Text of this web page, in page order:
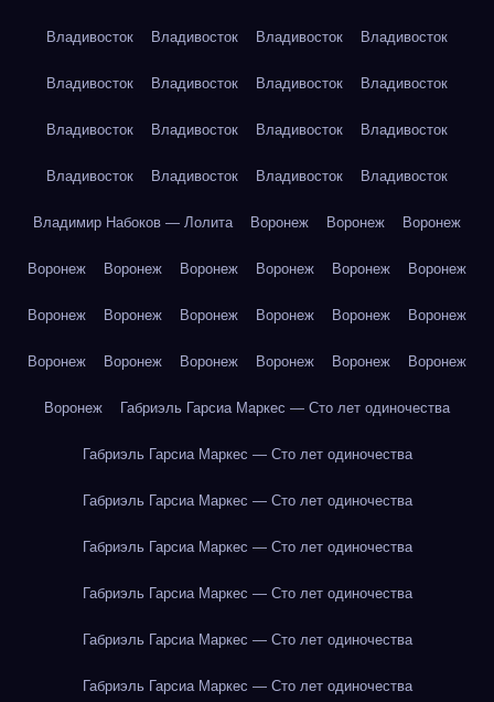
Владивосток Владивосток Владивосток Владивосток
Владивосток Владивосток Владивосток Владивосток
Владивосток Владивосток Владивосток Владивосток
Владивосток Владивосток Владивосток Владивосток
Владимир Набоков — Лолита Воронеж Воронеж Воронеж
Воронеж Воронеж Воронеж Воронеж Воронеж Воронеж
Воронеж Воронеж Воронеж Воронеж Воронеж Воронеж
Воронеж Воронеж Воронеж Воронеж Воронеж Воронеж
Воронеж Габриэль Гарсиа Маркес — Сто лет одиночества
Габриэль Гарсиа Маркес — Сто лет одиночества
Габриэль Гарсиа Маркес — Сто лет одиночества
Габриэль Гарсиа Маркес — Сто лет одиночества
Габриэль Гарсиа Маркес — Сто лет одиночества
Габриэль Гарсиа Маркес — Сто лет одиночества
Габриэль Гарсиа Маркес — Сто лет одиночества